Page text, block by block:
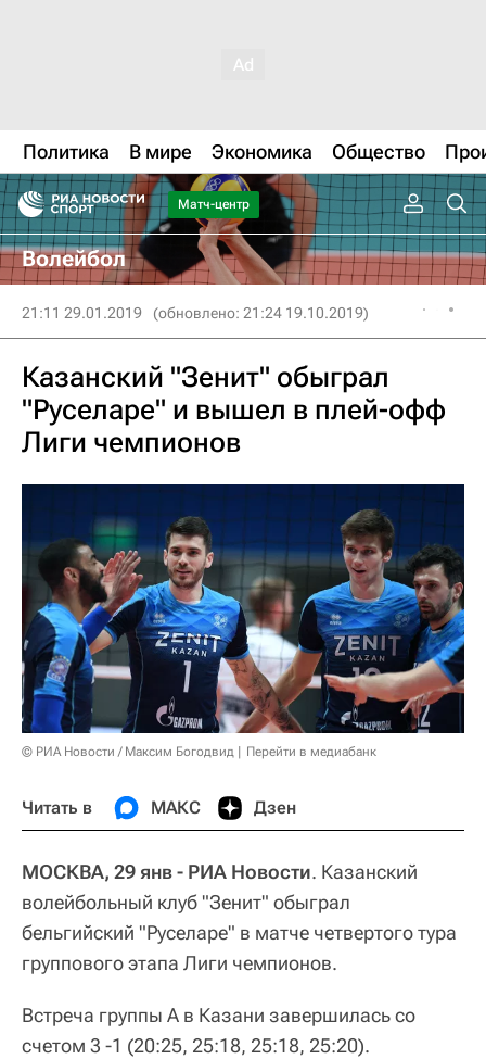
Политика В мире Экономика Общество
Матч-центр
Волейбол
21:11 29.01.2019 (обновлено: 21:24 19.10.2019)
Казанский "Зенит" обыграл
"Руселаре" и вышел в плей-офф
Лиги чемпионов
© РИА Новости / Максим Богодвид Перейти в медиабанк
Читать в МАКС Дзен
МОСКВА, 29 янв - РИА Новости. Казанский
волейбольный клуб "Зенит" обыграл
бельгийский "Руселаре" в матче четвертого тура
группового этапа Лиги чемпионов.
Встреча группы А в Казани завершилась со
счетом 3 -1 (20:25, 25:18, 25:18, 25:20).